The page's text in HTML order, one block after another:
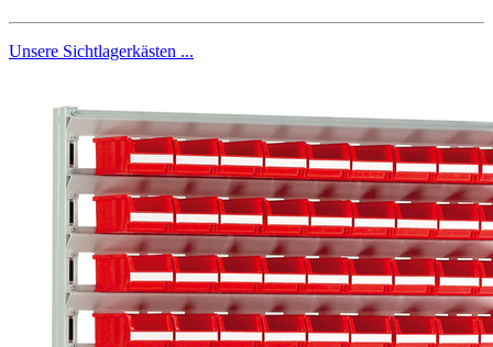
Unsere Sichtlagerkästen ...